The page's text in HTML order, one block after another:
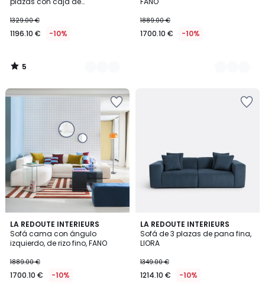
flameada, GALENE
1329.00 €
1196.10 € -10%
5
/
1889.00 €
1700.10 € -10%
LA REDOUTE INTERIEURS
Sofá cama con ángulo
izquierdo, de rizo fino, FANO
1889.00 €
1700.10 € -10%
3
Colores
LA REDOUTE INTERIEURS
Sofá de 3 plazas de pana fina,
LIORA
1349.00 €
1214.10 € -10%
5
Colores